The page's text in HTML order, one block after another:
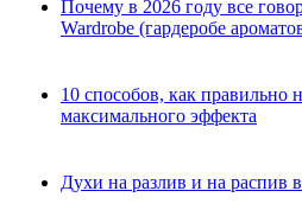
Почему в 2026 году все
Wardrobe (гардеробе
10 способов, как правильно
максимального эффекта
Духи на разлив и на распив